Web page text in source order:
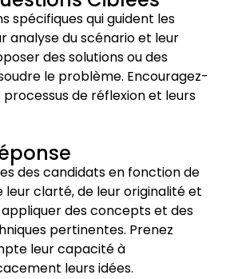
spécifiques qui guident les
analyse du scénario et leur
des solutions ou des
le problème. Encouragez-
processus de réflexion et leurs
des candidats en fonction de
leur clarté, de leur originalité et
des concepts et des
pertinentes. Prenez
leur capacité à
leurs idées.